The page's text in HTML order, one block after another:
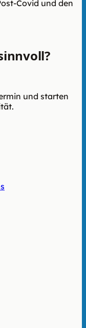
Covid und den
und starten